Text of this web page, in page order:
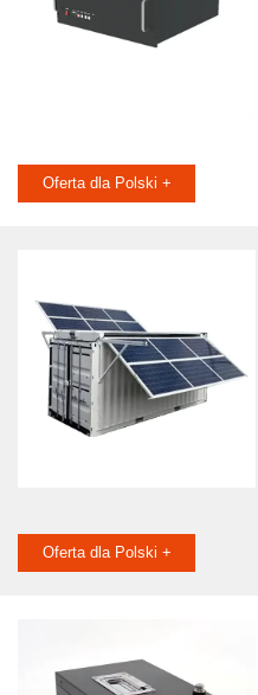
Oferta dla Polski +
Oferta dla Polski +